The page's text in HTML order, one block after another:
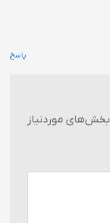
پاسخ
بخش‌های موردنیاز